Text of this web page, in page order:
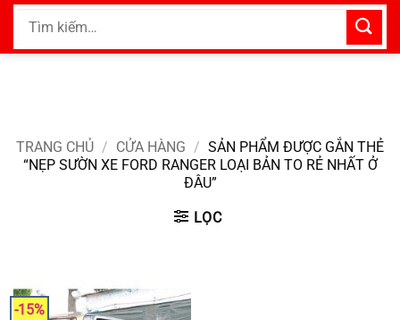
Bỏ
nội
Tìm
TRANG CHỦ / CỬA HÀNG / SẢN PHẨM ĐƯỢC GẮN THẺ
“NẸP SƯỜN XE FORD RANGER LOẠI BẢN TO RẺ NHẤT Ở
ĐÂU”
LỌC
-15%